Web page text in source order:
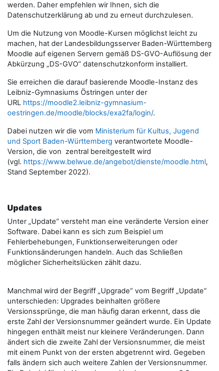
werden. Daher empfehlen wir Ihnen, sich die
Datenschutzerklärung ab und zu erneut durchzulesen.
Um die Nutzung von Moodle-Kursen möglichst leicht zu
machen, hat der Landesbildungsserver Baden-Württemberg
Moodle auf eigenen Servern gemäß DS-GVO-Auflösung der
Abkürzung „DS-GVO“ datenschutzkonform installiert.
Sie erreichen die darauf basierende Moodle-Instanz des
Leibniz-Gymnasiums Östringen unter der
URL https://moodle2.leibniz-gymnasium-
oestringen.de/moodle/blocks/exa2fa/login/.
Dabei nutzen wir die vom Ministerium für Kultus, Jugend
und Sport Baden-Württemberg verantwortete Moodle-
Version, die von zentral bereitgestellt wird
(vgl. https://www.belwue.de/angebot/dienste/moodle.html,
Stand September 2022).
Updates
Unter „Update“ versteht man eine veränderte Version einer
Software. Dabei kann es sich zum Beispiel um
Fehlerbehebungen, Funktionserweiterungen oder
Funktionsänderungen handeln. Auch das Schließen
möglicher Sicherheitslücken zählt dazu.
Manchmal wird der Begriff „Upgrade“ vom Begriff „Update“
unterschieden: Upgrades beinhalten größere
Versionssprünge, die man häufig daran erkennt, dass die
erste Zahl der Versionsnummer geändert wurde. Ein Update
hingegen enthält meist nur kleinere Veränderungen. Dann
ändert sich die zweite Zahl der Versionsnummer, die meist
mit einem Punkt von der ersten abgetrennt wird. Gegeben
falls ändern sich auch weitere Zahlen der Versionsnummer.